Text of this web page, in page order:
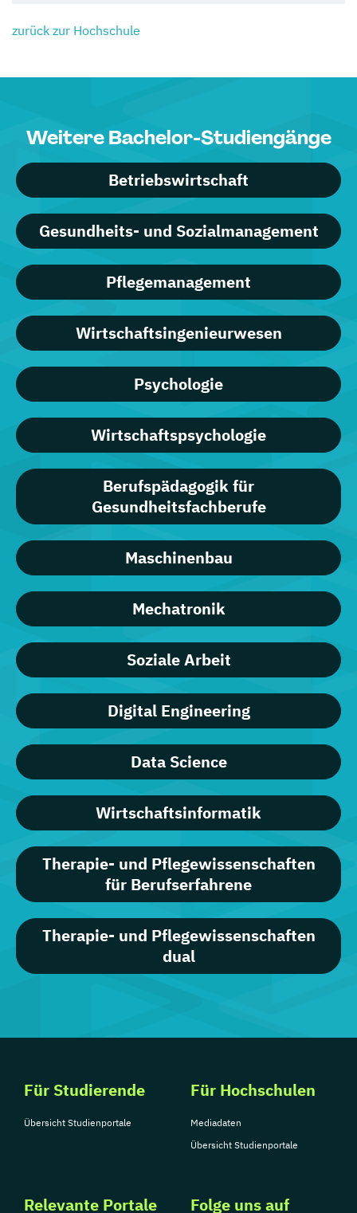
zurück zur Hochschule
Weitere Bachelor-Studiengänge
Betriebswirtschaft
Gesundheits- und Sozialmanagement
Pflegemanagement
Wirtschaftsingenieurwesen
Psychologie
Wirtschaftspsychologie
Berufspädagogik für
Gesundheitsfachberufe
Maschinenbau
Mechatronik
Soziale Arbeit
Digital Engineering
Data Science
Wirtschaftsinformatik
Therapie- und Pflegewissenschaften
für Berufserfahrene
Therapie- und Pflegewissenschaften
dual
Für Studierende
Übersicht Studienportale
Für Hochschulen
Mediadaten
Übersicht Studienportale
Relevante Portale Folge uns auf